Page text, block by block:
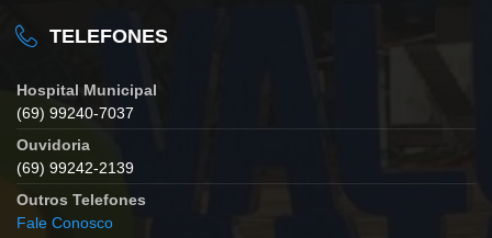
TELEFONES
Hospital Municipal
(69) 99240-7037
Ouvidoria
(69) 99242-2139
Outros Telefones
Fale Conosco